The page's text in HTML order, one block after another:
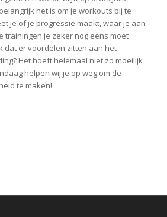
het is om je workouts bij te
je of je progressie maakt, waar je aan
trainingen je zeker nog eens moet
dat er voordelen zitten aan het
Het hoeft helemaal niet zo moeilijk
helpen wij je op weg om de
te maken!